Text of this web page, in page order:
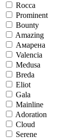
Rocca
Prominent
Bounty
Amazing
Амарена
Valencia
Medusa
Breda
Eliot
Gala
Mainline
Adoration
Cloud
Serene